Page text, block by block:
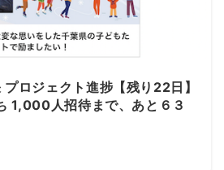
ロジェクト進捗【残り22日】
1,000人招待まで、あと６３